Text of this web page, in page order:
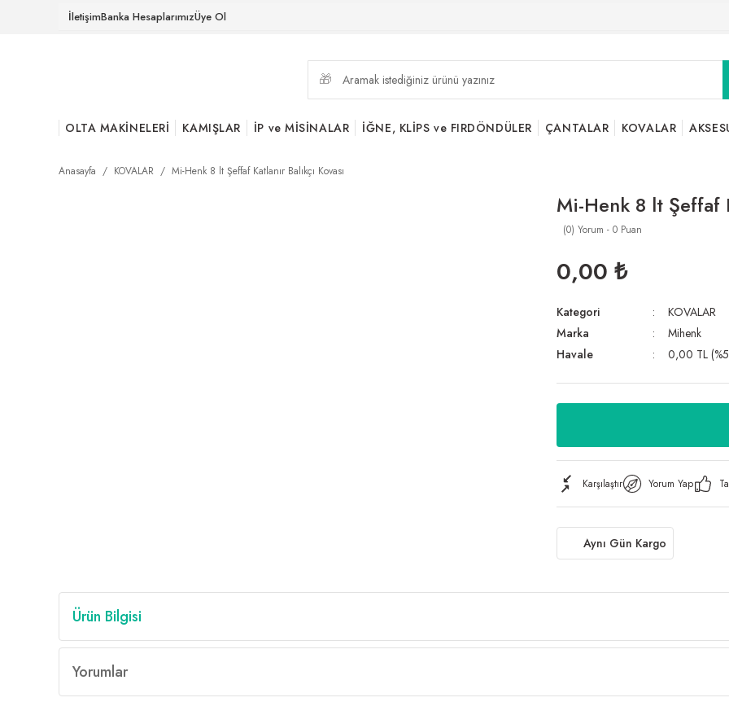
İletişimBanka HesaplarımızÜye Ol
OLTA MAKİNELERİ KAMIŞLAR İP ve MİSİNALAR İĞNE, KLİPS ve FIRDÖNDÜLER ÇANTALAR KOVALAR
Anasayfa KOVALAR Mi-Henk 8 lt Şeffaf Katlanır Balıkçı Kovası
Mi-Henk 8 lt Şeffaf
(0) Yorum - 0 Puan
0,00 ₺
Kategori
KOVALAR
Marka
Mihenk
Havale
0,00 TL
Karşılaştır Yorum Yap
Aynı Gün Kargo
Ürün Bilgisi
Yorumlar